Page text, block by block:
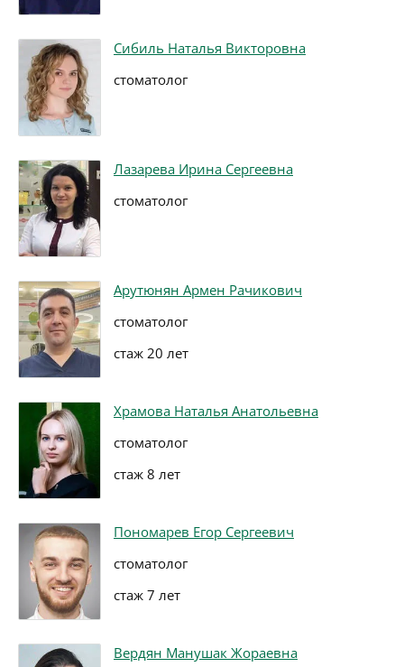
Сибиль Наталья Викторовна
стоматолог
Лазарева Ирина Сергеевна
стоматолог
Арутюнян Армен Рачикович
стоматолог
стаж 20 лет
Храмова Наталья Анатольевна
стоматолог
стаж 8 лет
Пономарев Егор Сергеевич
стоматолог
стаж 7 лет
Вердян Манушак Жораевна